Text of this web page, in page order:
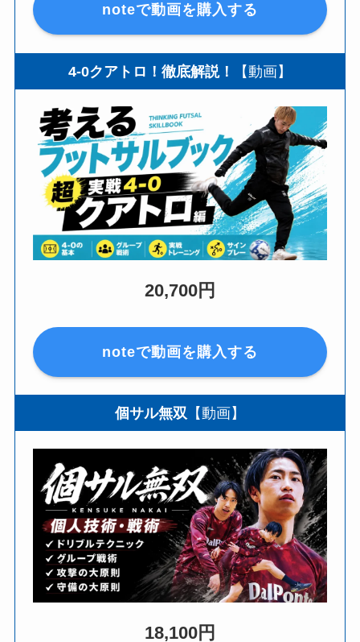
noteで動画を購入する
4-0クアトロ！徹底解説！ 【動画】
20,700円
noteで動画を購入する
個サル無双 【動画】
18,100円